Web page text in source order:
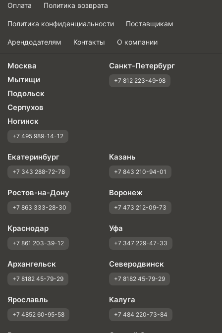
Оплата Политика возврата
Политика конфиденциальности Поставщикам
Арендодателям Контакты О компании
Москва
Мытищи
Подольск
Серпухов
Ногинск
+7 495 989-14-12
Санкт-Петербург
+7 812 223-49-98
Екатеринбург
+7 343 288-72-78
Казань
+7 843 210-94-01
Ростов-на-Дону
+7 863 333-28-30
Воронеж
+7 473 212-09-73
Краснодар
+7 861 203-39-12
Уфа
+7 347 229-47-33
Архангельск
+7 8182 45-79-29
Северодвинск
+7 8182 45-79-29
Ярославль
+7 4852 60-95-58
Калуга
+7 484 220-73-84